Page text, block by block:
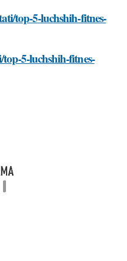
top-5-luchshih-fitnes-
5-luchshih-fitnes-